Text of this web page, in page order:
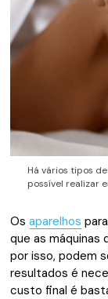
Há vários tipos
possível realizar
Osaparelhos
que as
por isso, podem
resultados é
custo final é